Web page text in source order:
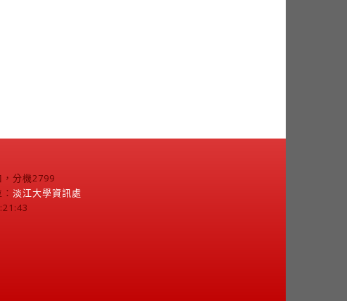
分機2799
淡江大學資訊處